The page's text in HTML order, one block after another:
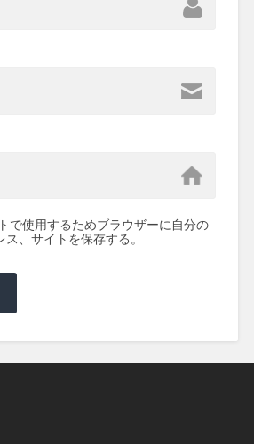
で使用するためブラウザーに自分の
、サイトを保存する。